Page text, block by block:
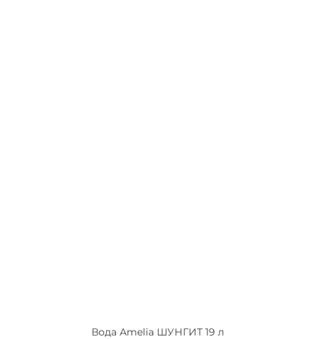
Вода Аmelia ШУНГИТ 19 л